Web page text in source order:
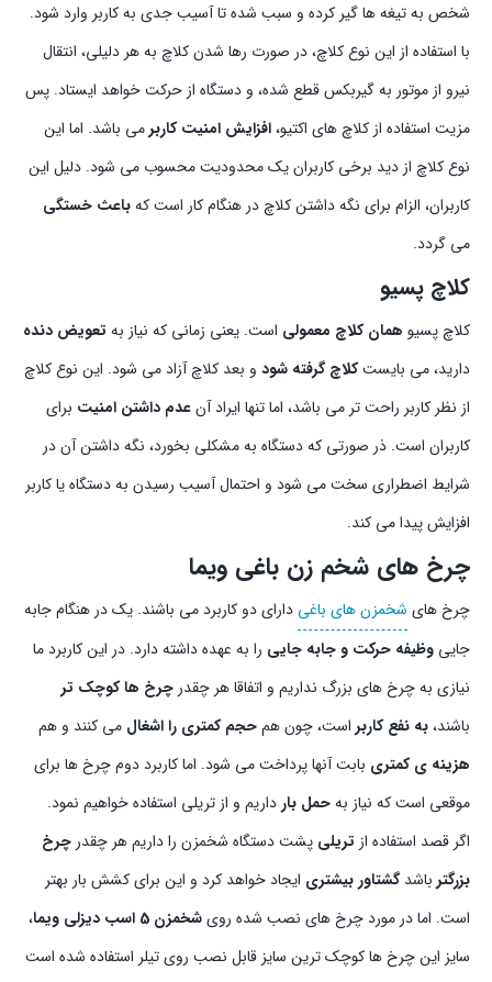
شخص به تیغه ها گیر کرده و سبب شده تا آسیب جدی به کاربر وارد شود.
با استفاده از این نوع کلاچ، در صورت رها شدن کلاچ به هر دلیلی، انتقال
نیرو از موتور به گیربکس قطع شده، و دستگاه از حرکت خواهد ایستاد. پس
مزیت استفاده از کلاچ های اکتیو،افزایش امنیت کاربرمی باشد. اما این
نوع کلاچ از دید برخی کاربران یک محدودیت محسوب می شود. دلیل این
کاربران، الزام برای نگه داشتن کلاچ در هنگام کار است کهباعث خستگی
می گردد.
کلاچ پسیو
کلاچ پسیو همان کلاچ معمولی است. یعنی زمانی که نیاز به تعویض دنده
دارید، می بایستکلاچ گرفته شود و بعد کلاچ آزاد می شود. این نوع کلاچ
از نظر کاربر راحت تر می باشد، اما تنها ایراد آنعدم داشتن امنیت برای
کاربران است. ذر صورتی که دستگاه به مشکلی بخورد، نگه داشتن آن در
شرایط اضطراری سخت می شود و احتمال آسیب رسیدن به دستگاه یا کاربر
افزایش پیدا می کند.
چرخ های شخم زن باغی ویما
چرخ های شخمزن های باغی دارای دو کاربرد می باشند. یک در هنگام جابه
جایی وظیفه حرکت و جابه جایی را به عهده داشته دارد. در این کاربرد ما
نیازی به چرخ های بزرگ نداریم و اتفاقا هر چقدر چرخ ها کوچک تر
باشند،به نفع کاربر است، چون همحجم کمتری را اشغال می کنند و هم
هزینه ی کمتری بابت آنها پرداخت می شود. اما کاربرد دوم چرخ ها برای
موقعی است که نیاز بهحمل بار داریم و از تریلی استفاده خواهیم نمود.
اگر قصد استفاده از تریلی پشت دستگاه شخمزن را داریم هر چقدر چرخ
بزرگتر باشدگشتاور بیشتری ایجاد خواهد کرد و این برای کشش بار بهتر
است. اما در مورد چرخ های نصب شده رویشخمزن 5 اسب دیزلی ویما
،
سایز این چرخ ها کوچک ترین سایز قابل نصب روی تیلر استفاده شده است